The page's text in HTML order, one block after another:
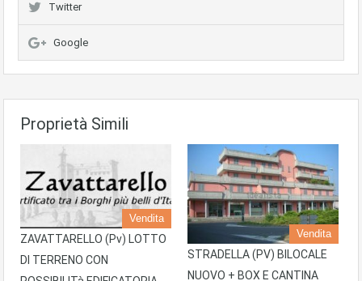
Twitter
Google
Proprietà Simili
Vendita
ZAVATTARELLO (pv) LOTTO
DI TERRENO CON
Vendita
STRADELLA (PV) BILOCALE
NUOVO + BOX E CANTINA